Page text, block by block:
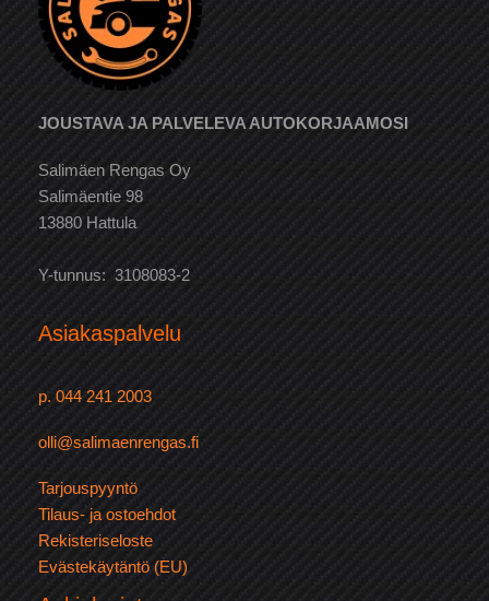
JOUSTAVA JA PALVELEVA AUTOKORJAAMOSI
Salimäen Rengas Oy
Salimäentie 98
13880 Hattula
Y-tunnus: 3108083-2
Asiakaspalvelu
p. 044 241 2003
olli@salimaenrengas.fi
Tarjouspyyntö
Tilaus- ja ostoehdot
Rekisteriseloste
Evästekäytäntö (EU)